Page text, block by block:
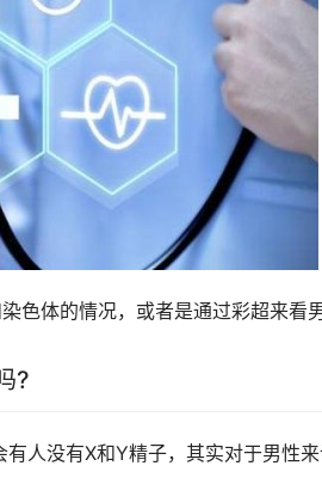
色体的情况，或者是通过彩超来看
?
人没有X和Y精子，其实对于男性